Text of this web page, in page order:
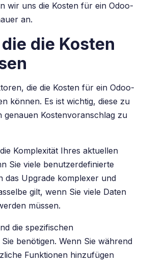
wir uns die Kosten für ein Odoo-
an.
die Kosten
die die Kosten für ein Odoo-
können. Es ist wichtig, diese zu
genauen Kostenvoranschlag zu
Komplexität Ihres aktuellen
Sie viele benutzerdefinierte
das Upgrade komplexer und
gilt, wenn Sie viele Daten
müssen.
die spezifischen
benötigen. Wenn Sie während
Funktionen hinzufügen